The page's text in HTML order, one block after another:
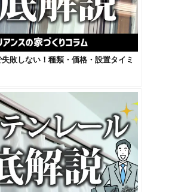
敗しない！種類・価格・設置タイミ